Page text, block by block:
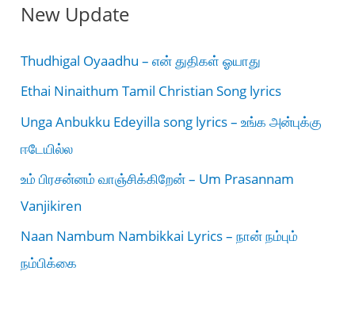
New Update
Thudhigal Oyaadhu – என் துதிகள் ஓயாது
Ethai Ninaithum Tamil Christian Song lyrics
Unga Anbukku Edeyilla song lyrics – உங்க அன்புக்கு
ஈடேயில்ல
உம் பிரசன்னம் வாஞ்சிக்கிறேன் – Um Prasannam
Vanjikiren
Naan Nambum Nambikkai Lyrics – நான் நம்பும்
நம்பிக்கை